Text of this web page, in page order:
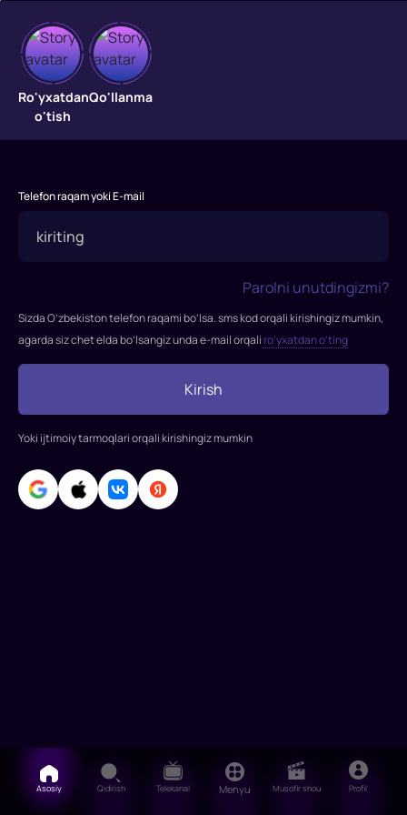
Dargazab
inson
Mexiko
aholisi
ichida:
kun
ichida
bo'ldi!
Markaziy
razvedka
boshqarmasining
Ro'yxatdan
o'tish
Qo'llanma
Telefon raqam yoki E-mail
Parolni unutdingizmi?
Sizda O’zbekiston telefon raqami bo’lsa. sms kod orqali kirishingiz mumkin,
agarda siz chet elda bo’lsangiz unda e-mail orqali ro’yxatdan o’ting
Kirish
Yoki ijtimoiy tarmoqlari orqali kirishingiz mumkin
Asosiy Qidirish Telekanal Menyu Musofir shou Profil